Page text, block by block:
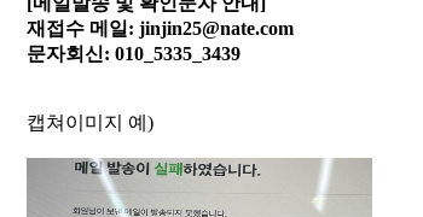
재접수 메일: jinjin25@nate.com
문자회신: 010_5335_3439
캡쳐이미지 예)